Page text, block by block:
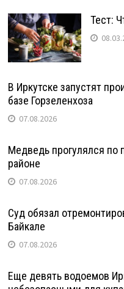
Тест:
В Иркутске запустят
базе Горзеленхоза
07.08.2026
Медведь прогулялся по
районе
07.08.2026
Суд обязал
Байкале
07.08.2026
Еще девять водоемов